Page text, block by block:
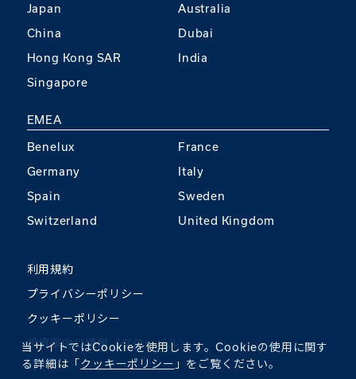
当サイトではCookieを使用します。Cookieの使用に関す
る詳細は「クッキーポリシー 」をご覧ください。
Japan
Australia
China
Dubai
Hong Kong SAR
India
Singapore
EMEA
Benelux
France
Germany
Italy
Spain
Sweden
Switzerland
United Kingdom
利用規約
プライバシーポリシー
クッキーポリシー
投資家向け情報（グローバル）